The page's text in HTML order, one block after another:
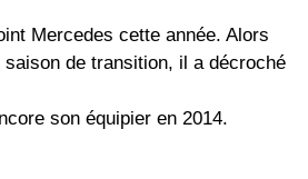
Mercedes cette année. Alors
de transition, il a décroché
son équipier en 2014.